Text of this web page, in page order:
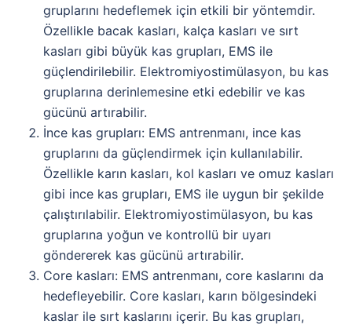
gruplarını hedeflemek için etkili bir yöntemdir.
Özellikle bacak kasları, kalça kasları ve sırt
kasları gibi büyük kas grupları, EMS ile
güçlendirilebilir. Elektromiyostimülasyon, bu kas
gruplarına derinlemesine etki edebilir ve kas
gücünü artırabilir.
İnce kas grupları: EMS antrenmanı, ince kas
gruplarını da güçlendirmek için kullanılabilir.
Özellikle karın kasları, kol kasları ve omuz kasları
gibi ince kas grupları, EMS ile uygun bir şekilde
çalıştırılabilir. Elektromiyostimülasyon, bu kas
gruplarına yoğun ve kontrollü bir uyarı
göndererek kas gücünü artırabilir.
Core kasları: EMS antrenmanı, core kaslarını da
hedefleyebilir. Core kasları, karın bölgesindeki
kaslar ile sırt kaslarını içerir. Bu kas grupları,